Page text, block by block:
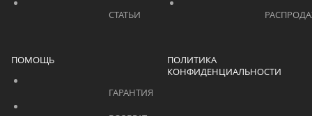
ПОМОЩЬ
ПОЛИТИКА
КОНФИДЕНЦИАЛЬНОСТИ